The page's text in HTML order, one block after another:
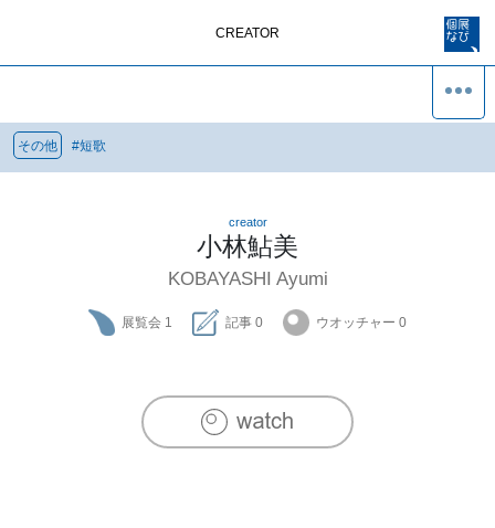
CREATOR
その他 #短歌
creator
小林鮎美
KOBAYASHI Ayumi
展覧会 1 記事 0 ウオッチャー 0